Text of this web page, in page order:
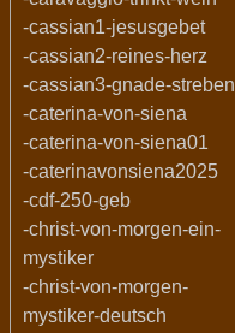
-cassian1-jesusgebet
-cassian2-reines-herz
-cassian3-gnade-streben
-caterina-von-siena
-caterina-von-siena01
-caterinavonsiena2025
-cdf-250-geb
-christ-von-morgen-ein-
mystiker
-christ-von-morgen-
mystiker-deutsch